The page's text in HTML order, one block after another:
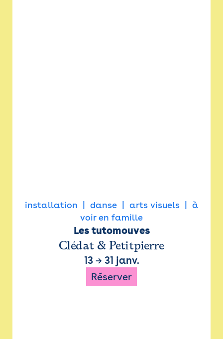
installation danse arts visuels
à
voir en famille
Les tutomouves
Clédat & Petitpierre
13→ 31 janv.
Réserver